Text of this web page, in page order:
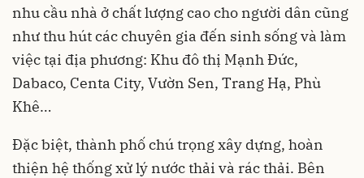
nhu cầu nhà ở chất lượng cao cho người dân cũng
như thu hút các chuyên gia đến sinh sống và làm
việc tại địa phương: Khu đô thị Mạnh Đức,
Dabaco, Centa City, Vườn Sen, Trang Hạ, Phù
Khê…
Đặc biệt, thành phố chú trọng xây dựng, hoàn
thiện hệ thống xử lý nước thải và rác thải. Bên